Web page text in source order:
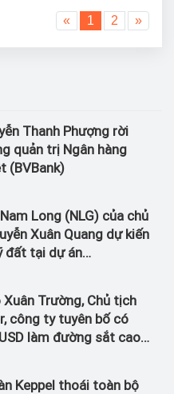
« 1 2 »
Thanh Phượng rời
quản trị Ngân hàng
(BVBank)
Long (NLG) của chủ
Xuân Quang dự kiến
đất tại dự án
Xuân Trường, Chủ tịch
công ty tuyên bố có
làm đường sắt cao
Keppel thoái toàn bộ